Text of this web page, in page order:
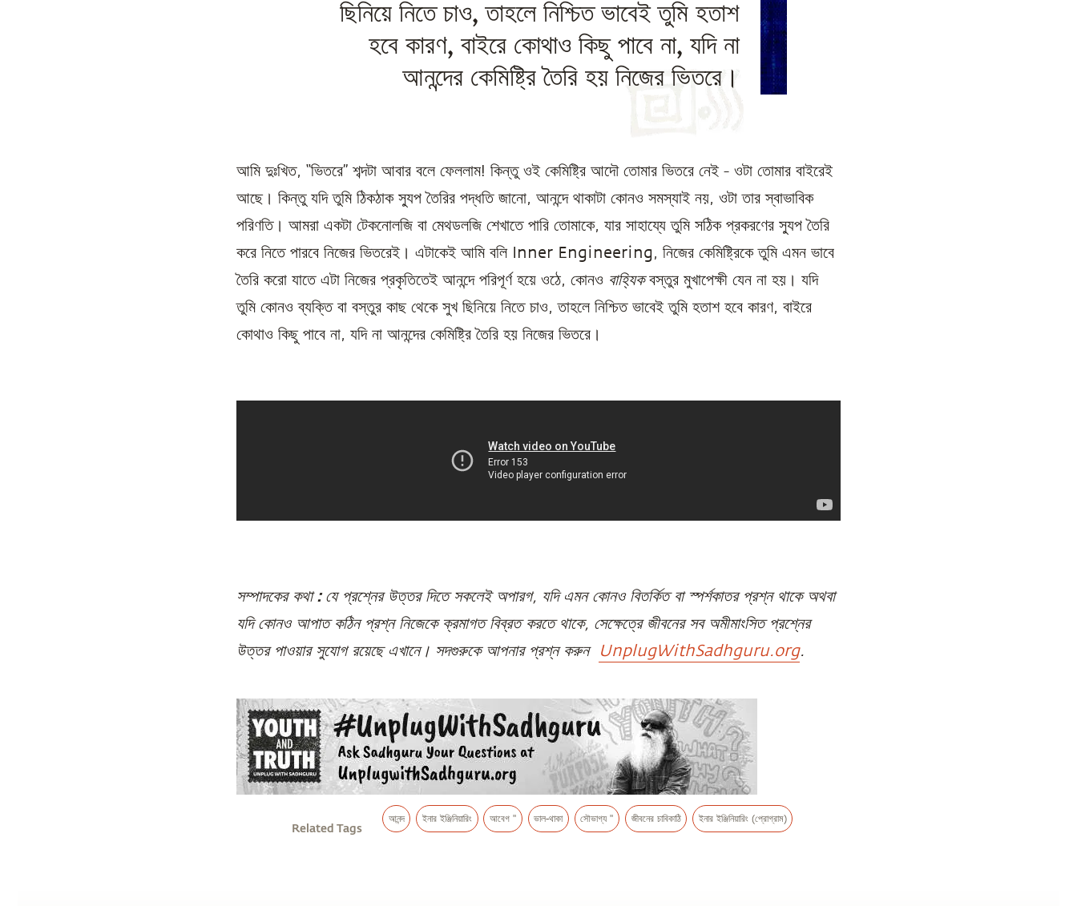
ছিনিয়ে নিতে চাও, তাহলে নিশ্চিত ভাবেই তুমি হতাশ
হবে কারণ, বাইরে কোথাও কিছু পাবে না, যদি না
আনন্দের কেমিষ্ট্রি তৈরি হয় নিজের ভিতরে।
আমি দুঃখিত, “ভিতরে” শব্দটা আবার বলে ফেললাম! কিন্তু ওই কেমিষ্ট্রি আদৌ তোমার ভিতরে নেই - ওটা তোমার বাইরেই
আছে। কিন্তু যদি তুমি ঠিকঠাক স্যুপ তৈরির পদ্ধতি জানো, আনন্দে থাকাটা কোনও সমস্যাই নয়, ওটা তার স্বাভাবিক
পরিণতি। আমরা একটা টেকনোলজি বা মেথডলজি শেখাতে পারি তোমাকে, যার সাহায্যে তুমি সঠিক প্রকরণের স্যুপ তৈরি
করে নিতে পারবে নিজের ভিতরেই। এটাকেই আমি বলি Inner Engineering, নিজের কেমিষ্ট্রিকে তুমি এমন ভাবে
তৈরি করো যাতে এটা নিজের প্রকৃতিতেই আনন্দে পরিপূর্ণ হয়ে ওঠে, কোনও বাহ্যিকবস্তুর মুখাপেক্ষী যেন না হয়। যদি
তুমি কোনও ব্যক্তি বা বস্তুর কাছ থেকে সুখ ছিনিয়ে নিতে চাও, তাহলে নিশ্চিত ভাবেই তুমি হতাশ হবে কারণ, বাইরে
কোথাও কিছু পাবে না, যদি না আনন্দের কেমিষ্ট্রি তৈরি হয় নিজের ভিতরে।
সম্পাদকের কথা :যে প্রশ্নের উত্তর দিতে সকলেই অপারগ, যদি এমন কোনও বিতর্কিত বা স্পর্শকাতর প্রশ্ন থাকে অথবা
যদি কোনও আপাত কঠিন প্রশ্ন নিজেকে ক্রমাগত বিব্রত করতে থাকে, সেক্ষেত্রে জীবনের সব অমীমাংসিত প্রশ্নের
উত্তর পাওয়ার সুযোগ রয়েছে এখানে। সদগুরুকে আপনার প্রশ্ন করুন UnplugWithSadhguru.org.
Related Tags
আনন্দ ইনার ইঞ্জিনিয়ারিং আবেগ " ভাল-থাকা সৌভাগ্য " জীবনের চাবিকাঠি ইনার ইঞ্জিনিয়ারিং (প্রোগ্রাম)